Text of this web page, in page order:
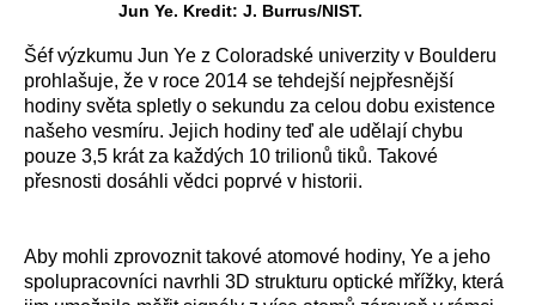
Jun Ye. Kredit: J. Burrus/NIST.
Šéf výzkumu Jun Ye z Coloradské univerzity v Boulderu
prohlašuje, že v roce 2014 se tehdejší nejpřesnější
hodiny světa spletly o sekundu za celou dobu existence
našeho vesmíru. Jejich hodiny teď ale udělají chybu
pouze 3,5 krát za každých 10 trilionů tiků. Takové
přesnosti dosáhli vědci poprvé v historii.
Aby mohli zprovoznit takové atomové hodiny, Ye a jeho
spolupracovníci navrhli 3D strukturu optické mřížky, která